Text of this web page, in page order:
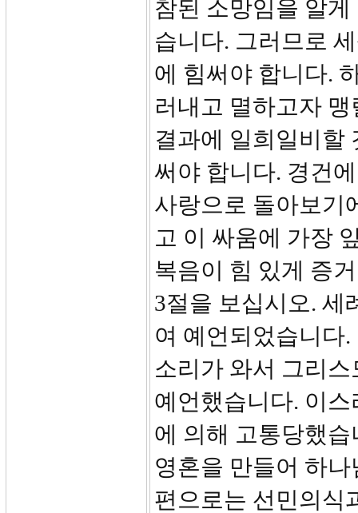
참된 소망임을 알
습니다. 그러므로
에 힘써야 합니다.
러내고 멸하고자
결과에 일희일비할
써야 합니다. 경건
사랑으로 돌아보기
고 이 싸움에 가장
복음이 힘 있게 증
3절을 보십시오. 세
여 예언되었습니다
소리가 와서 그리
예언했습니다. 이
에 의해 고통당했
영혼을 만들어 하
편으로는 선민의식